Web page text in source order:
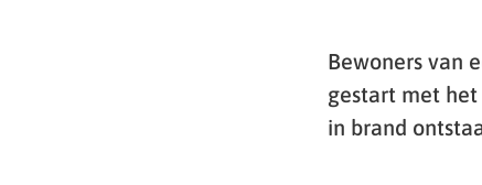
Bewoners van
gestart met
in brand